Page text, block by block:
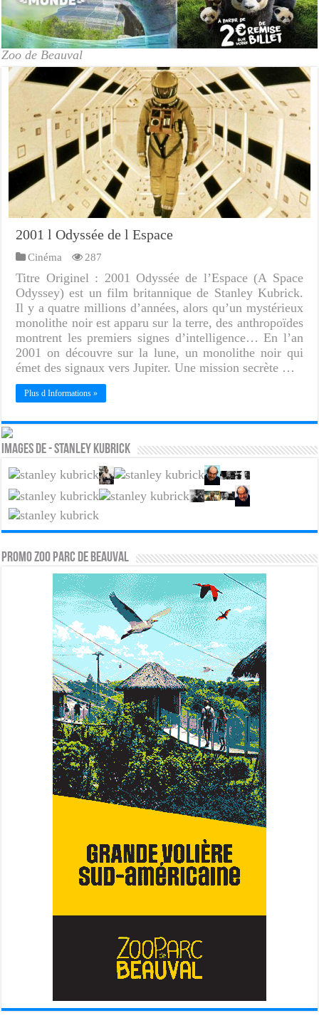
Zoo de Beauval
2001 l Odyssée de l Espace
Cinéma 287
Titre Originel : 2001 Odyssée de l’Espace (A Space
Odyssey) est un film britannique de Stanley Kubrick.
Il y a quatre millions d’années, alors qu’un mystérieux
monolithe noir est apparu sur la terre, des anthropoïdes
montrent les premiers signes d’intelligence… En l’an
2001 on découvre sur la lune, un monolithe noir qui
émet des signaux vers Jupiter. Une mission secrète …
Plus d Informations »
Images de - Stanley kubrick
PROMO ZOO PARC DE BEAUVAL